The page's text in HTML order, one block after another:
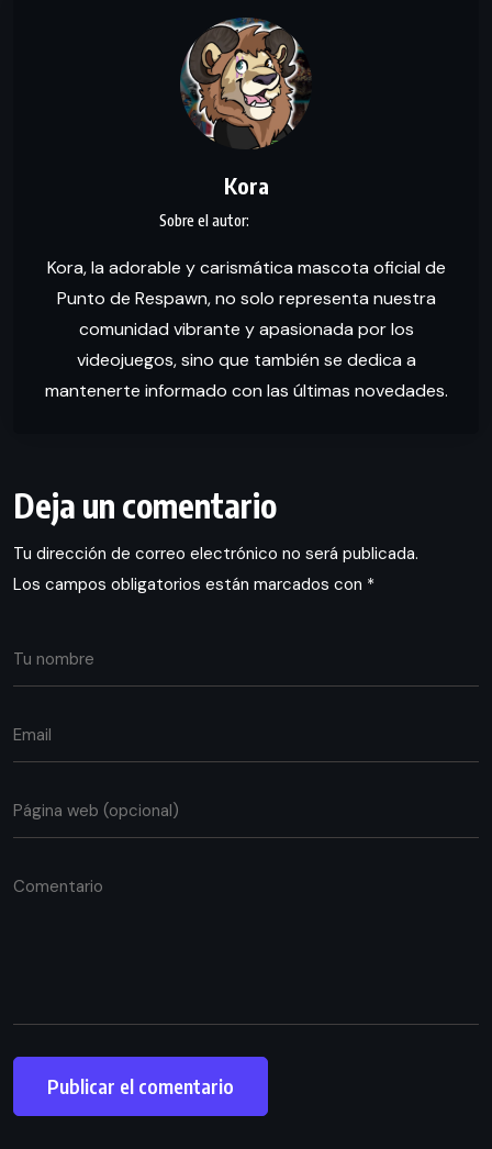
Kora
Kora, la adorable y carismática mascota oficial de
Punto de Respawn, no solo representa nuestra
comunidad vibrante y apasionada por los
videojuegos, sino que también se dedica a
mantenerte informado con las últimas novedades.
Deja un comentario
Tu dirección de correo electrónico no será publicada.
Los campos obligatorios están marcados con *